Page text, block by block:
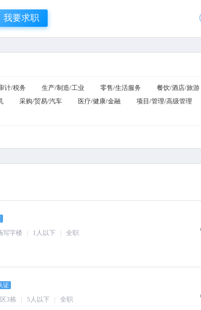
我要求职
计/税务 生产/制造/工业 零售/生活服务
餐饮/酒店/旅游
采购/贸易/汽车 医疗/健康/金融
项目/管理/高级管理
写字楼 1人以下 全职
证
3栋 5人以下 全职